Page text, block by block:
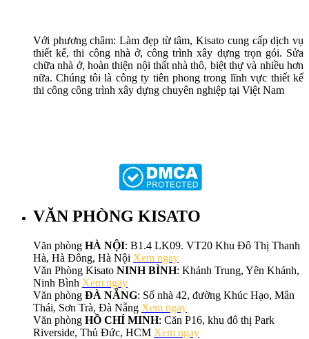
Với phương châm: Làm đẹp từ tâm, Kisato cung cấp dịch vụ
thiết kế, thi công nhà ở, công trình xây dựng trọn gói. Sửa
chữa nhà ở, hoàn thiện nội thất nhà thô, biệt thự và nhiều hơn
nữa. Chúng tôi là công ty tiên phong trong lĩnh vực thiết kế
thi công công trình xây dựng chuyên nghiệp tại Việt Nam
VĂN PHÒNG KISATO
Văn phòng HÀ NỘI: B1.4 LK09. VT20 Khu Đô Thị Thanh
Hà, Hà Đông, Hà Nội Xem ngay
Văn Phòng Kisato NINH BÌNH: Khánh Trung, Yên Khánh,
Ninh Bình Xem ngay
Văn phòng ĐÀ NẴNG: Số nhà 42, đường Khúc Hạo, Mân
Thái, Sơn Trà, Đà Nẵng Xem ngay
Văn phòng HỒ CHÍ MINH: Căn P16, khu đô thị Park
Riverside, Thủ Đức, HCM Xem ngay